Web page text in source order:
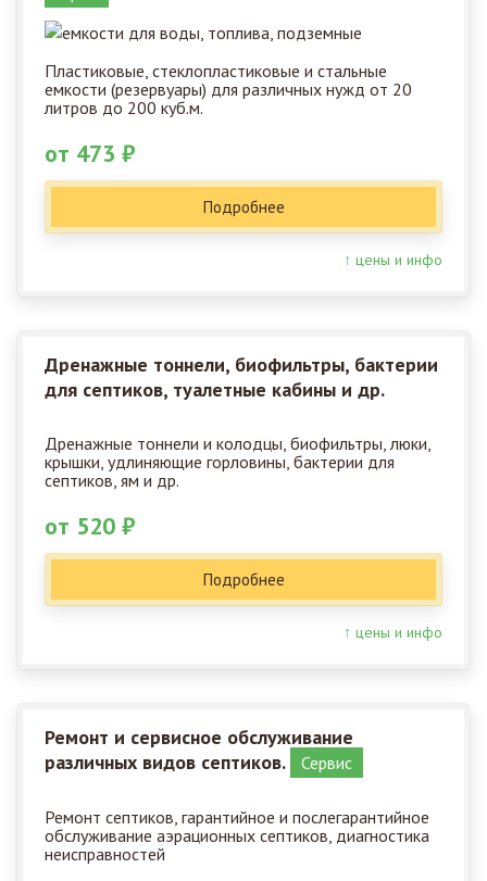
Пластиковые, стеклопластиковые и стальные
емкости (резервуары) для различных нужд от 20
литров до 200 куб.м.
от 473 ₽
Подробнее
↑ цены и инфо
Дренажные тоннели, биофильтры, бактерии
для септиков, туалетные кабины и др.
Дренажные тоннели и колодцы, биофильтры, люки,
крышки, удлиняющие горловины, бактерии для
септиков, ям и др.
от 520 ₽
Подробнее
↑ цены и инфо
Ремонт и сервисное обслуживание
различных видов септиков.
Сервис
Ремонт септиков, гарантийное и послегарантийное
обслуживание аэрационных септиков, диагностика
неисправностей